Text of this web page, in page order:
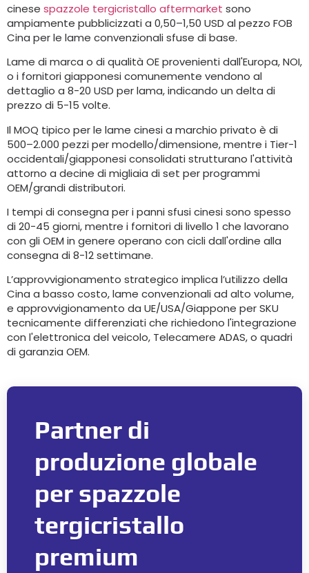
cinese spazzole tergicristallo aftermarket sono
ampiamente pubblicizzati a 0,50–1,50 USD al pezzo FOB
Cina per le lame convenzionali sfuse di base.
Lame di marca o di qualità OE provenienti dall'Europa, NOI,
o i fornitori giapponesi comunemente vendono al
dettaglio a 8-20 USD per lama, indicando un delta di
prezzo di 5-15 volte.
Il MOQ tipico per le lame cinesi a marchio privato è di
500–2.000 pezzi per modello/dimensione, mentre i Tier-1
occidentali/giapponesi consolidati strutturano l'attività
attorno a decine di migliaia di set per programmi
OEM/grandi distributori.
I tempi di consegna per i panni sfusi cinesi sono spesso
di 20-45 giorni, mentre i fornitori di livello 1 che lavorano
con gli OEM in genere operano con cicli dall'ordine alla
consegna di 8-12 settimane.
L’approvvigionamento strategico implica l’utilizzo della
Cina a basso costo, lame convenzionali ad alto volume,
e approvvigionamento da UE/USA/Giappone per SKU
tecnicamente differenziati che richiedono l'integrazione
con l'elettronica del veicolo, Telecamere ADAS, o quadri
di garanzia OEM.
Partner di
produzione globale
per spazzole
tergicristallo
premium